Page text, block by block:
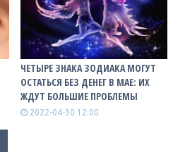
ЧЕТЫРЕ ЗНАКА ЗОДИАКА МОГУТ
ОСТАТЬСЯ БЕЗ ДЕНЕГ В МАЕ: ИХ
ЖДУТ БОЛЬШИЕ ПРОБЛЕМЫ
2022-04-30 12:00